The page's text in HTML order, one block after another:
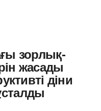
зорлық-
жасады
діни